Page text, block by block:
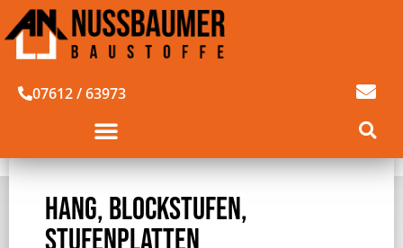
07612 / 63973
HANG, BLOCKSTUFEN,